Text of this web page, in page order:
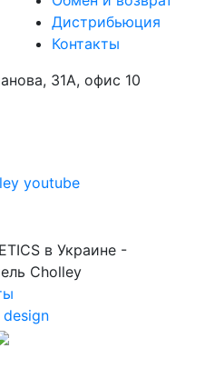
Дистрибьюция
Контакты
31А, офис 10
в Украине -
Cholley
design